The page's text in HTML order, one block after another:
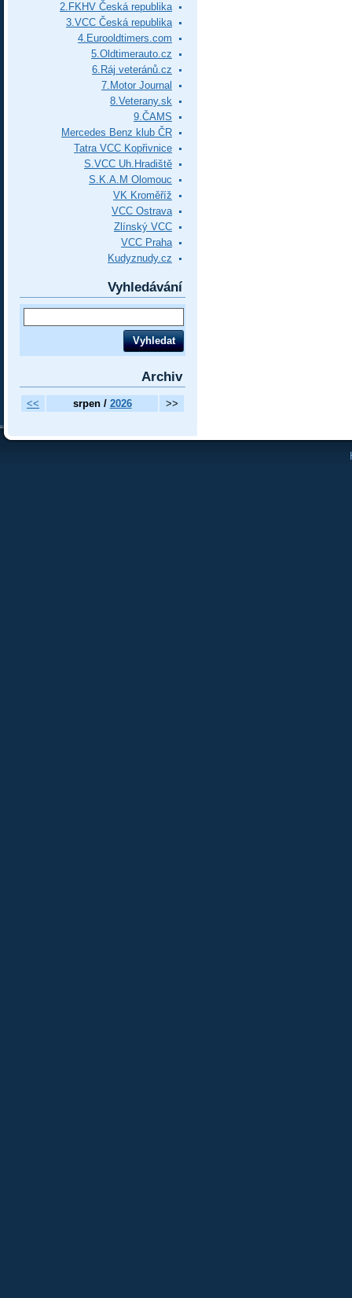
2.FKHV Česká republika
3.VCC Česká republika
4.Eurooldtimers.com
5.Oldtimerauto.cz
6.Ráj veteránů.cz
7.Motor Journal
8.Veterany.sk
9.ČAMS
Mercedes Benz klub ČR
Tatra VCC Kopřivnice
S.VCC Uh.Hradiště
S.K.A.M Olomouc
VK Kroměříž
VCC Ostrava
Zlínský VCC
VCC Praha
Kudyznudy.cz
Vyhledávání
Archiv
<< srpen / 2026 >>